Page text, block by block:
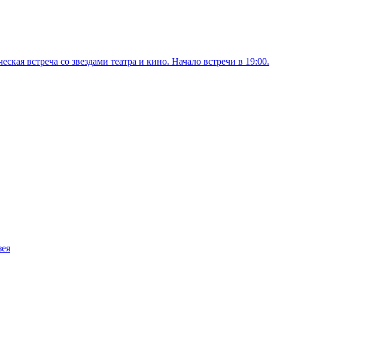
встреча со звездами театра и кино. Начало встречи в 19:00.